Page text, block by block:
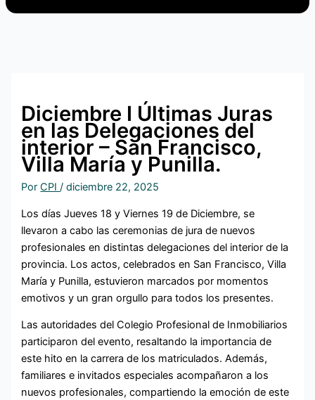
Diciembre I Últimas Juras
en las Delegaciones del
interior – San Francisco,
Villa María y Punilla.
PorCPI/diciembre 22, 2025
Los días Jueves 18 y Viernes 19 de Diciembre, se
llevaron a cabo las ceremonias de jura de nuevos
profesionales en distintas delegaciones del interior de la
provincia. Los actos, celebrados en San Francisco, Villa
María y Punilla, estuvieron marcados por momentos
emotivos y un gran orgullo para todos los presentes.
Las autoridades del Colegio Profesional de Inmobiliarios
participaron del evento, resaltando la importancia de
este hito en la carrera de los matriculados. Además,
familiares e invitados especiales acompañaron a los
nuevos profesionales, compartiendo la emoción de este